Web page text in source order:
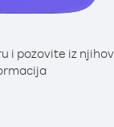
i pozovite iz